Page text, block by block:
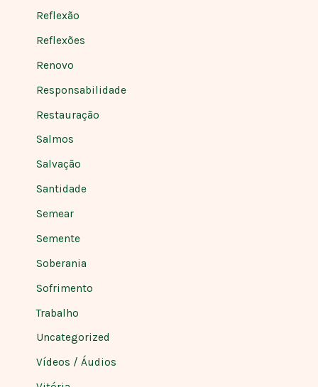
Reflexão
Reflexões
Renovo
Responsabilidade
Restauração
Salmos
Salvação
Santidade
Semear
Semente
Soberania
Sofrimento
Trabalho
Uncategorized
Vídeos / Áudios